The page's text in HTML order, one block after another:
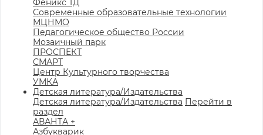
Феникс ТД
Современные образовательные технологии
МЦНМО
Педагогическое общество России
Мозаичный парк
ПРОСПЕКТ
СМАРТ
Центр Культурного творчества
УМКА
Детская литература/Издательства
Детская литература/Издательства Перейти в
раздел
АВАНТА +
Азбукварик